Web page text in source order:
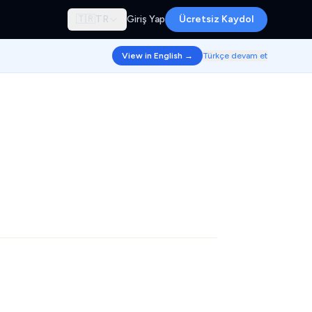
🇹🇷 TR Giriş Yap Ücretsiz Kaydol
View in English → Türkçe devam et